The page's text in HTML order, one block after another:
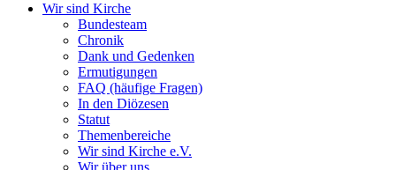
Wir sind Kirche
Bundesteam
Chronik
Dank und Gedenken
Ermutigungen
FAQ (häufige Fragen)
In den Diözesen
Statut
Themenbereiche
Wir sind Kirche e.V.
Wir über uns